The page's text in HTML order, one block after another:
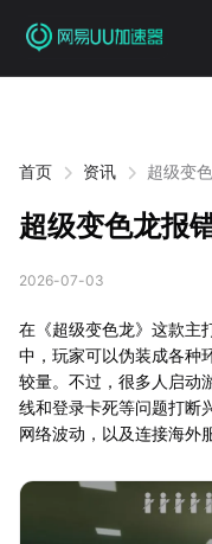
首页 资讯 超级变
超级变色龙报
2026-07-03
在《超级变色龙》这款主
中，玩家可以伪装成各种
较量。不过，很多人启动
线和登录卡死等问题打断
网络波动，以及连接海外